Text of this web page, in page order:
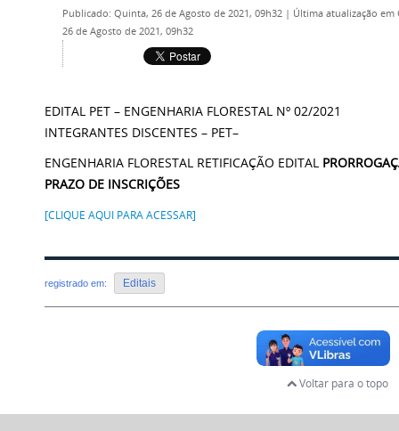
Publicado: Quinta, 26 de Agosto de 2021, 09h32 | Última atualização em
26 de Agosto de 2021, 09h32
EDITAL PET – ENGENHARIA FLORESTAL Nº 02/2021
INTEGRANTES DISCENTES – PET–
ENGENHARIA FLORESTAL RETIFICAÇÃO EDITAL
PRAZO DE INSCRIÇÕES
[CLIQUE AQUI PARA ACESSAR]
registrado em: Editais
Voltar para o topo